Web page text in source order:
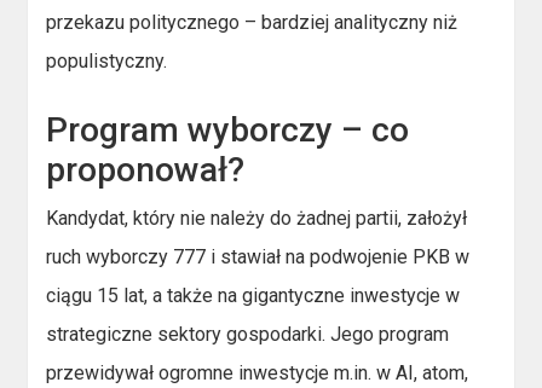
przekazu politycznego – bardziej analityczny niż
populistyczny.
Program wyborczy – co
proponował?
Kandydat, który nie należy do żadnej partii, założył
ruch wyborczy 777 i stawiał na podwojenie PKB w
ciągu 15 lat, a także na gigantyczne inwestycje w
strategiczne sektory gospodarki. Jego program
przewidywał ogromne inwestycje m.in. w AI, atom,